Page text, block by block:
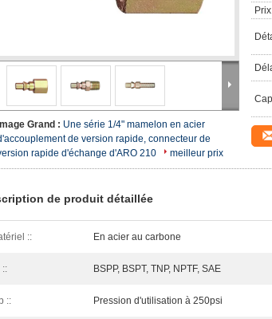
Grand : Une série 1/4" mamelon en acier
de version rapide, connecteur de
rapide d'échange d'ARO 210
meilleur prix
de produit détaillée
:: En acier au carbone
:: BSPP, BSPT, TNP, NPTF, SAE
:: Pression d'utilisation à 250psi